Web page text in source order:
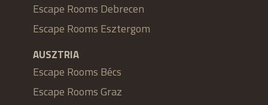
Escape Rooms Debrecen
Escape Rooms Esztergom
AUSZTRIA
Escape Rooms Bécs
Escape Rooms Graz